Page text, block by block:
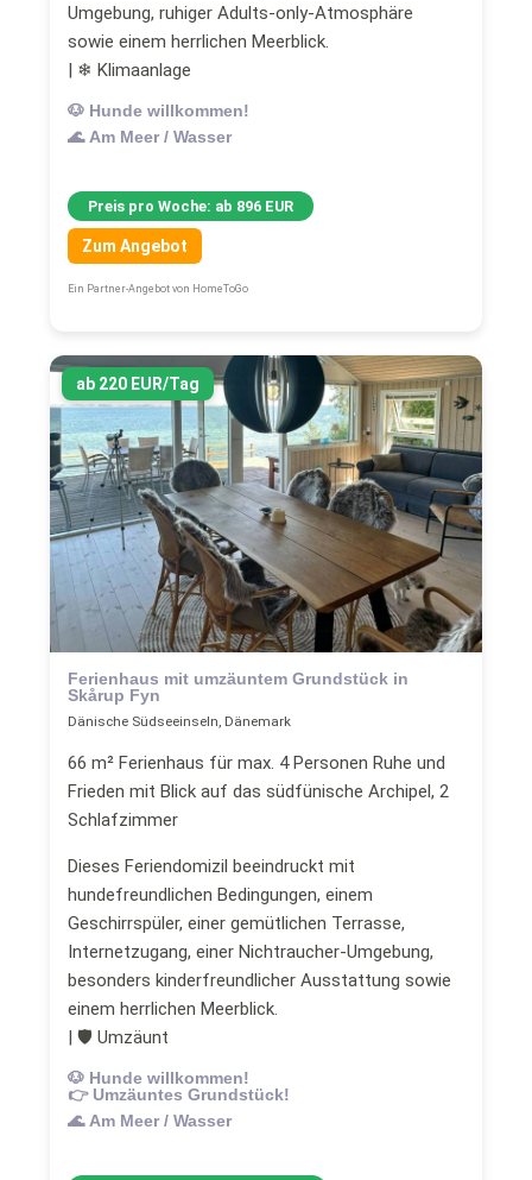
Umgebung, ruhiger Adults-only-Atmosphäre
sowie einem herrlichen Meerblick.
| ❄ Klimaanlage
🐶 Hunde willkommen!
🌊 Am Meer / Wasser
Preis pro Woche: ab 896 EUR
Zum Angebot
Ein Partner-Angebot von HomeToGo
ab 220 EUR/Tag
Ferienhaus mit umzäuntem Grundstück in
Skårup Fyn
Dänische Südseeinseln, Dänemark
66 m² Ferienhaus für max. 4 Personen Ruhe und
Frieden mit Blick auf das südfünische Archipel, 2
Schlafzimmer
Dieses Feriendomizil beeindruckt mit
hundefreundlichen Bedingungen, einem
Geschirrspüler, einer gemütlichen Terrasse,
Internetzugang, einer Nichtraucher-Umgebung,
besonders kinderfreundlicher Ausstattung sowie
einem herrlichen Meerblick.
| 🛡 Umzäunt
🐶 Hunde willkommen!
👉 Umzäuntes Grundstück!
🌊 Am Meer / Wasser